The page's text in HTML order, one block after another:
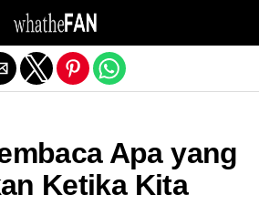
Apa yang
Ketika Kita
mobile version